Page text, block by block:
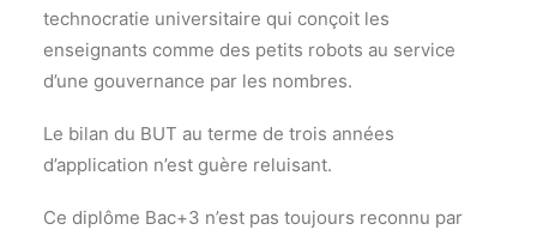
technocratie universitaire qui conçoit les
enseignants comme des petits robots au service
d’une gouvernance par les nombres.
Le bilan du BUT au terme de trois années
d’application n’est guère reluisant.
Ce diplôme Bac+3 n’est pas toujours reconnu par